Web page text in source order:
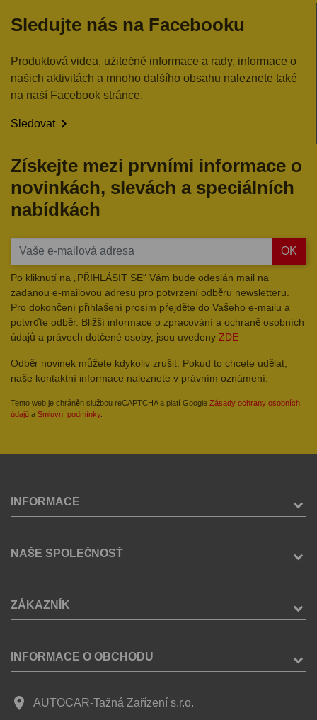
Sledujte nás na Facebooku
Produktová videa, užitečné informace a rady, informace o
našich aktivitách a mnoho dalšího obsahu naleznete také
na naší Facebook stránce.
Sledovat
Získejte mezi prvními informace o
novinkách, slevách a speciálních
nabídkách
OK
Po kliknutí na „PŘIHLÁSIT SE“ Vám bude odeslán mail na
zadanou e-mailovou adresu pro potvrzení odběru newsletteru.
Pro dokončení přihlášení prosím přejděte do Vašeho e-mailu a
potvrďte odběr. Bližší informace o zpracování a ochraně osobních
údajů a právech dotčené osoby, jsou uvedeny ZDE
Odběr novinek můžete kdykoliv zrušit. Pokud to chcete udělat,
naše kontaktní informace naleznete v právním oznámení.
Tento web je chráněn službou reCAPTCHA a platí Google Zásady ochrany osobních
údajů a Smluvní podmínky.
INFORMACE
NAŠE SPOLEČNOSŤ
ZÁKAZNÍK
INFORMACE O OBCHODU
place AUTOCAR-Tažná Zařízení s.r.o.